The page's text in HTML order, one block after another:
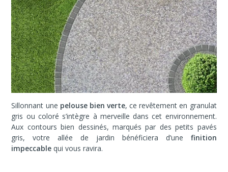
Sillonnant une pelouse bien verte, ce revêtement en granulat
gris ou coloré s’intègre à merveille dans cet environnement.
Aux contours bien dessinés, marqués par des petits pavés
gris, votre allée de jardin bénéficiera d’une finition
impeccable qui vous ravira.